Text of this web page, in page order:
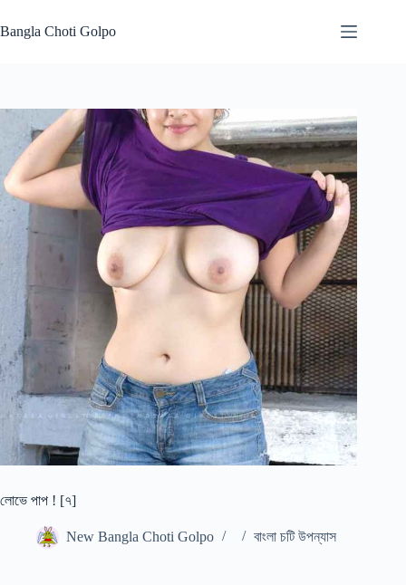
to
content
Bangla Choti Golpo
লোভে পাপ ! [৭]
New Bangla Choti Golpo বাংলা চটি উপন্যাস